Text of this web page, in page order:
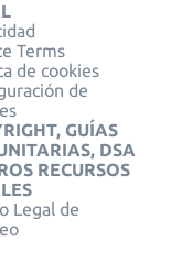
Terms
de cookies
de
GUÍAS
DSA
RECURSOS
Legal de